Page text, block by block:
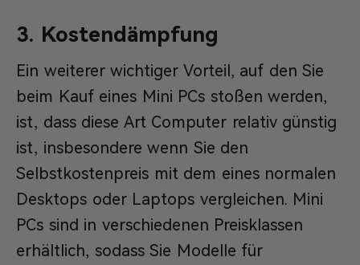
3. Kostendämpfung
Ein weiterer wichtiger Vorteil, auf den Sie
beim Kauf eines Mini PCs stoßen werden,
ist, dass diese Art Computer relativ günstig
ist, insbesondere wenn Sie den
Selbstkostenpreis mit dem eines normalen
Desktops oder Laptops vergleichen. Mini
PCs sind in verschiedenen Preisklassen
erhältlich, sodass Sie Modelle für